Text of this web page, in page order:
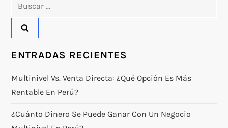
ENTRADAS RECIENTES
Multinivel Vs. Venta Directa: ¿qué Opción Es Más
Rentable En Perú?
¿Cuánto Dinero Se Puede Ganar Con Un Negocio